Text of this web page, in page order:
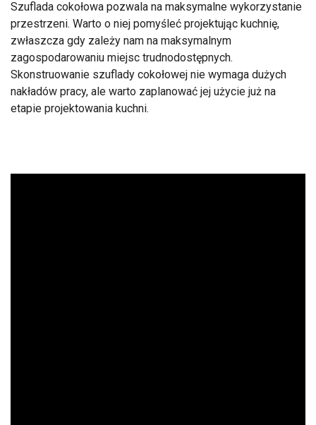
Szuflada cokołowa pozwala na maksymalne wykorzystanie
przestrzeni. Warto o niej pomyśleć projektując kuchnię,
zwłaszcza gdy zależy nam na maksymalnym
zagospodarowaniu miejsc trudnodostępnych.
Skonstruowanie szuflady cokołowej nie wymaga dużych
nakładów pracy, ale warto zaplanować jej użycie już na
etapie projektowania kuchni.